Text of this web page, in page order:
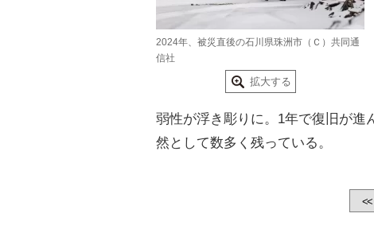
2024年、被災直後の石川県珠洲市（Ｃ）共同通
信社
拡大する
弱性が浮き彫りに。1年で復旧が進
然として数多く残っている。
<<